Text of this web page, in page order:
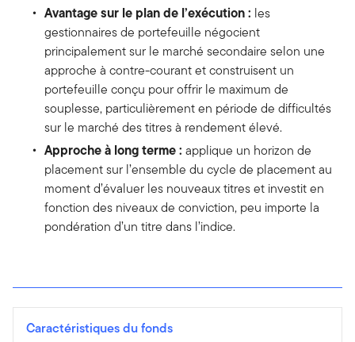
Avantage sur le plan de l’exécution : les
gestionnaires de portefeuille négocient
principalement sur le marché secondaire selon une
approche à contre-courant et construisent un
portefeuille conçu pour offrir le maximum de
souplesse, particulièrement en période de difficultés
sur le marché des titres à rendement élevé.
Approche à long terme : applique un horizon de
placement sur l’ensemble du cycle de placement au
moment d’évaluer les nouveaux titres et investit en
fonction des niveaux de conviction, peu importe la
pondération d’un titre dans l’indice.
Caractéristiques du fonds